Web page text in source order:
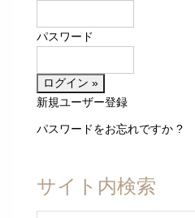
パスワード
新規ユーザー登録
パスワードをお忘れですか ?
サイト内検索